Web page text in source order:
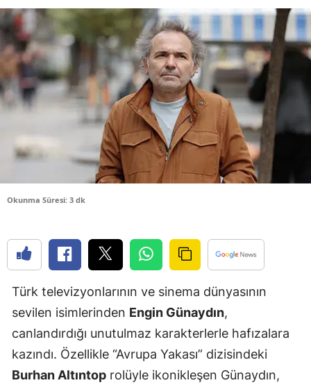
Bursa
Çanakkale
Çankırı
Çorum
Denizli
Diyarbakır
Erzincan
Gaziantep
Giresun
Okunma Süresi: 3 dk
Türk televizyonlarının ve sinema dünyasının
sevilen isimlerinden Engin Günaydın,
canlandırdığı unutulmaz karakterlerle hafızalara
kazındı. Özellikle “Avrupa Yakası” dizisindeki
Burhan Altıntop rolüyle ikonikleşen Günaydın,